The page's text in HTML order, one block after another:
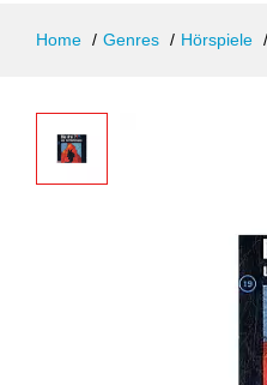
Home Genres Hörspiele